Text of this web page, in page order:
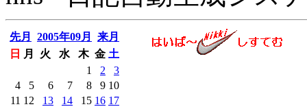
先月 2005年09月
来月
日
月 火 水 木 金 土
1
2
3
4
5 6 7 8 9 10
11 12 13 14 15 16 17